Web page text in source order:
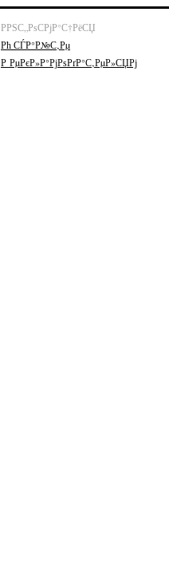
РРЅС„РѕСРјР°С†РёСЏ
Рћ СЃР°Р№С‚Рµ
Р РµРєР»Р°РјРѕРґР°С‚РµР»СЏРј